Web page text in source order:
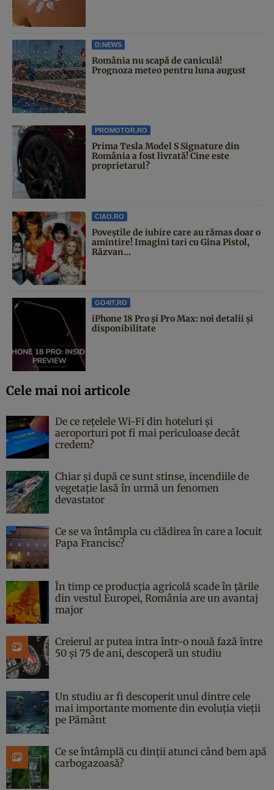
D:NEWS
România nu scapă de caniculă!
Prognoza meteo pentru luna august
PROMOTOR.RO
Prima Tesla Model S Signature din
România a fost livrată! Cine este
proprietarul?
CIAO.RO
Poveştile de iubire care au rămas doar o
amintire! Imagini tari cu Gina Pistol,
Răzvan...
GO4IT.RO
iPhone 18 Pro și Pro Max: noi detalii și
disponibilitate
Cele mai noi articole
De ce rețelele Wi-Fi din hoteluri și
aeroporturi pot fi mai periculoase decât
credem?
Chiar și după ce sunt stinse, incendiile de
vegetație lasă în urmă un fenomen
devastator
Ce se va întâmpla cu clădirea în care a locuit
Papa Francisc?
În timp ce producția agricolă scade în țările
din vestul Europei, România are un avantaj
major
Creierul ar putea intra într-o nouă fază între
50 și 75 de ani, descoperă un studiu
Un studiu ar fi descoperit unul dintre cele
mai importante momente din evoluția vieții
pe Pământ
Ce se întâmplă cu dinții atunci când bem apă
carbogazoasă?